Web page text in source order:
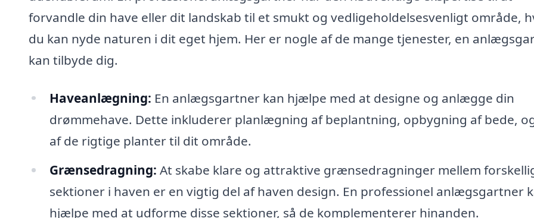
forvandle din have eller dit landskab til et smukt og vedligeholdelsesvenligt område,
du kan nyde naturen i dit eget hjem. Her er nogle af de mange tjenester, en
kan tilbyde dig.
Haveanlægning: En anlægsgartner kan hjælpe med at designe og anlægge din
drømmehave. Dette inkluderer planlægning af beplantning, opbygning af bede,
af de rigtige planter til dit område.
Grænsedragning: At skabe klare og attraktive grænsedragninger mellem
sektioner i haven er en vigtig del af haven design. En professionel anlægsgartner
hjælpe med at udforme disse sektioner, så de komplementerer hinanden.